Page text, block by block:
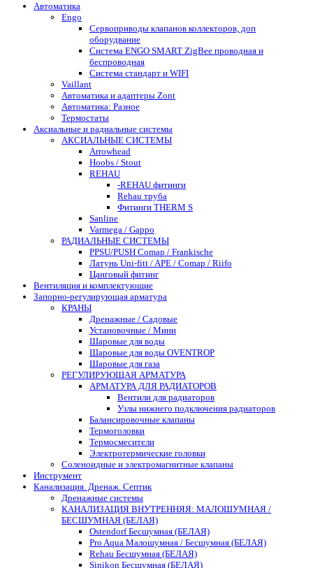
Автоматика
Engo
Сервоприводы клапанов коллекторов, доп
оборудвание
Система ENGO SMART ZigBee проводная и
беспроводная
Система стандарт и WIFI
Vaillant
Автоматика и адаптеры Zont
Автоматика: Разное
Термостаты
Аксиальные и радиальные системы
АКСИАЛЬНЫЕ СИСТЕМЫ
Arrowhead
Hoobs / Stout
REHAU
-REHAU фитинги
Rehau труба
Фитинги THERM S
Sanline
Varmega / Gappo
РАДИАЛЬНЫЕ СИСТЕМЫ
PPSU/PUSH Comap / Frankische
Латунь Uni-fitt / APE / Comap / Riifo
Цанговый фитинг
Вентиляция и комплектующие
Запорно-регулирующая арматура
КРАНЫ
Дренажные / Садовые
Установочные / Мини
Шаровые для воды
Шаровые для воды OVENTROP
Шаровые для газа
РЕГУЛИРУЮЩАЯ АРМАТУРА
АРМАТУРА ДЛЯ РАДИАТОРОВ
Вентили для радиаторов
Узлы нижнего подключения радиаторов
Балансировочные клапаны
Термоголовки
Термосмесители
Электротермические головки
Соленоидные и электромагнитные клапаны
Инструмент
Канализация. Дренаж. Септик
Дренажные системы
КАНАЛИЗАЦИЯ ВНУТРЕННЯЯ: МАЛОШУМНАЯ /
БЕСШУМНАЯ (БЕЛАЯ)
Ostendorf Бесшумная (БЕЛАЯ)
Pro Aqua Малошумная / Бесшумная (БЕЛАЯ)
Rehau Бесшумная (БЕЛАЯ)
Sinikon Бесшумная (БЕЛАЯ)